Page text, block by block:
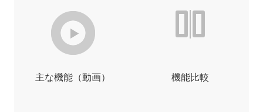
主な機能（動画） 機能比較